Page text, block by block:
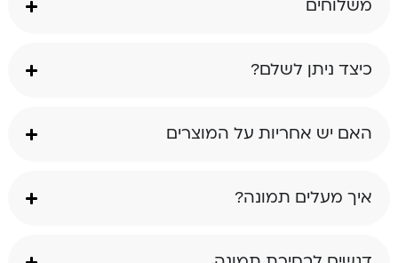
משלוחים
כיצד ניתן לשלם?
האם יש אחריות על המוצרים
איך מעלים תמונה?